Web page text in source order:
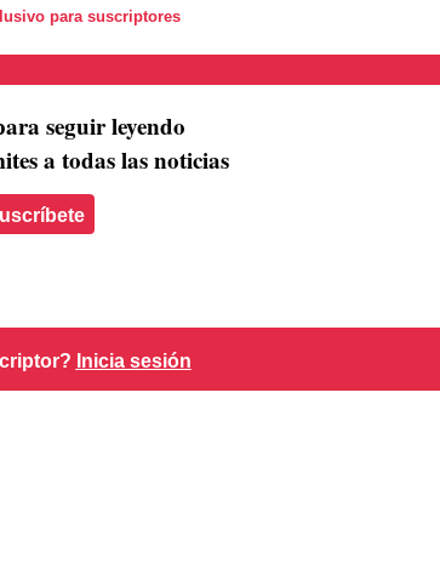
para suscriptores
seguir leyendo
a todas las noticias
Inicia sesión